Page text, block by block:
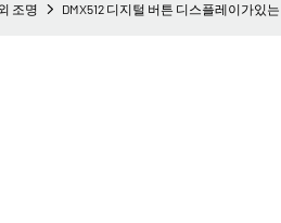
조명 DMX512 디지털 버튼 디스플레이가있